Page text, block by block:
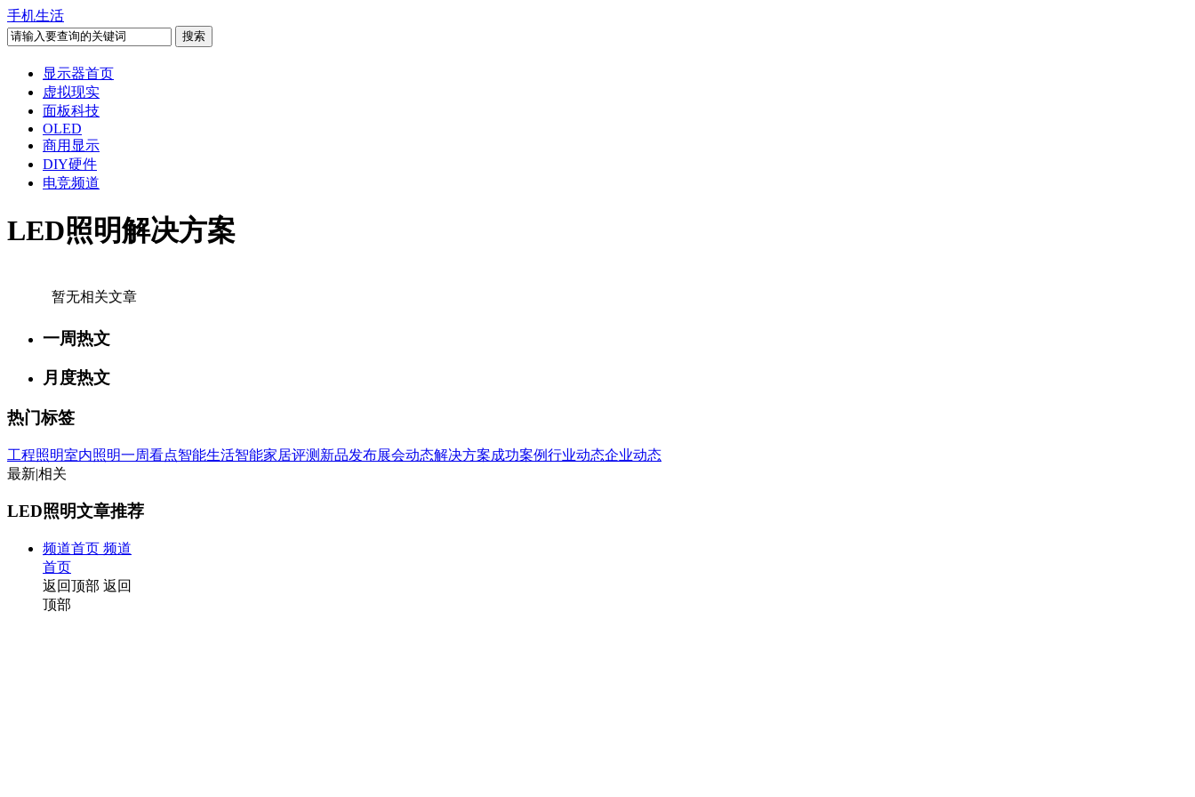
手机生活
显示器首页
虚拟现实
面板科技
OLED
商用显示
DIY硬件
电竞频道
LED照明解决方案
暂无相关文章
一周热文
月度热文
热门标签
工程照明室内照明一周看点智能生活智能家居评测 新品发布展会动态解决方案成功案例行业动态企业动态
最新|相关
LED照明文章推荐
频道首页 频道
首页
返回顶部 返回
顶部